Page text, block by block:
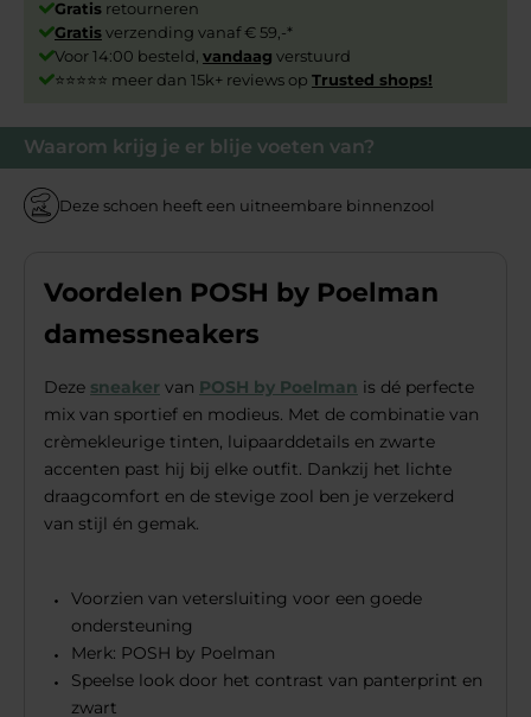
Waarom krijg je er blije voeten van?
Deze schoen heeft een uitneembare binnenzool
Voordelen POSH by Poelman
damessneakers
Deze sneaker van POSH by Poelman is dé perfecte
mix van sportief en modieus. Met de combinatie van
crèmekleurige tinten, luipaarddetails en zwarte
accenten past hij bij elke outfit. Dankzij het lichte
draagcomfort en de stevige zool ben je verzekerd
van stijl én gemak.
Voorzien van vetersluiting voor een goede
ondersteuning
Merk: POSH by Poelman
Speelse look door het contrast van panterprint en
zwart
Gratis retourneren
Gratisverzending vanaf € 59,-*
Voor 14:00 besteld, vandaag verstuurd
⭐⭐⭐⭐⭐ meer dan 15k+ reviews op Trusted shops!